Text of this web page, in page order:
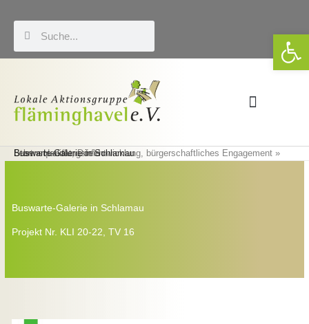
Inhalt
springen
Start Handlungsfeld
Lebensqualität, Dorfentwicklung, bürgerschaftliches Engagement
Buswarte-Galerie in Schlamau
Buswarte-Galerie in Schlamau
Projekt Nr. KLI 20-22, TV 16